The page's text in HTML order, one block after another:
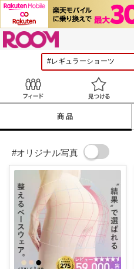
商品
#オリジナル写真